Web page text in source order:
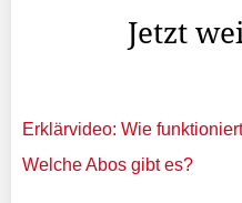
Jetzt
Erklärvideo: Wie
Welche Abos gibt es?